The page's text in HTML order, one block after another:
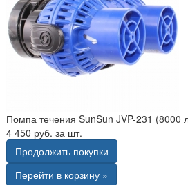
Помпа течения SunSun JVP-231 (8000
4 450 руб. за шт.
Продолжить покупки
Перейти в корзину »